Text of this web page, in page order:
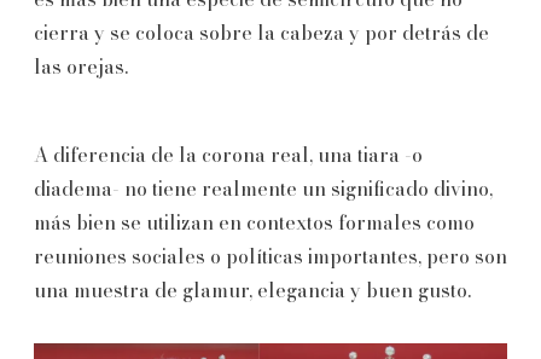
cierra y se coloca sobre la cabeza y por detrás de
las orejas.
A diferencia de la corona real, una tiara -o
diadema- no tiene realmente un significado divino,
más bien se utilizan en contextos formales como
reuniones sociales o políticas importantes, pero son
una muestra de glamur, elegancia y buen gusto.